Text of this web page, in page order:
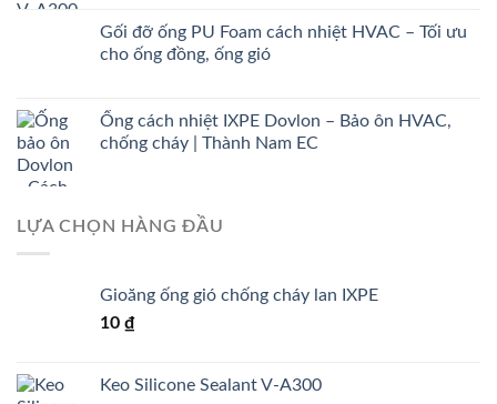
Gối đỡ ống PU Foam cách nhiệt HVAC – Tối ưu
cho ống đồng, ống gió
Ống cách nhiệt IXPE Dovlon – Bảo ôn HVAC,
chống cháy | Thành Nam EC
LỰA CHỌN HÀNG ĐẦU
Gioăng ống gió chống cháy lan IXPE
10 ₫
Keo Silicone Sealant V-A300